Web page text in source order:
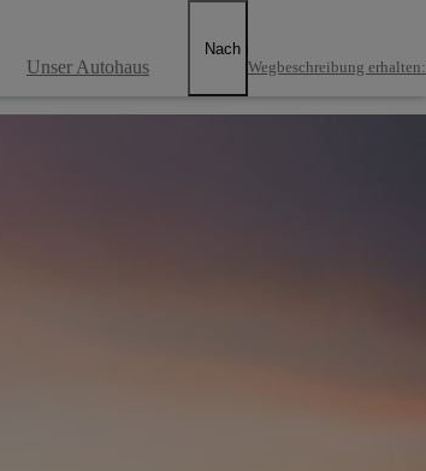
Unser Autohaus
Nach rechts scrollen
Wegbeschreibung erhalten: